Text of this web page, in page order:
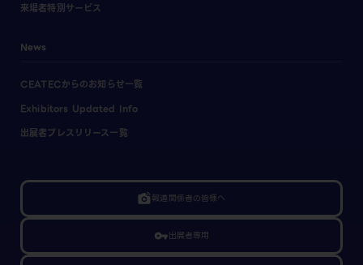
来場者特別サービス
News
CEATECからのお知らせ一覧
Exhibitors Updated Info
出展者プレスリリース一覧
linked_camera報道関係者の皆様へ
vpn_key出展者専用